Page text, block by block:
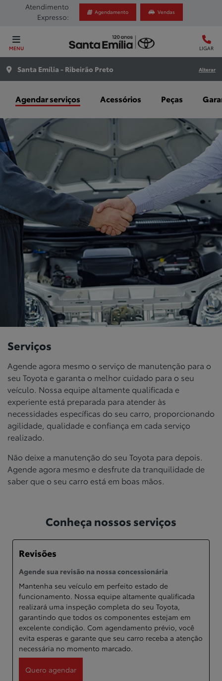
Atendimento
Expresso:
Agendamento Vendas
MENU LIGAR
Santa Emília - Ribeirão Preto Alterar
Agendar serviços Acessórios Peças
Serviços
Agende agora mesmo o serviço de manutenção para o
seu Toyota e garanta o melhor cuidado para o seu
veículo. Nossa equipe altamente qualificada e
experiente está preparada para atender às
necessidades específicas do seu carro, proporcionando
agilidade, qualidade e confiança em cada serviço
realizado.
Não deixe a manutenção do seu Toyota para depois.
Agende agora mesmo e desfrute da tranquilidade de
saber que o seu carro está em boas mãos.
Conheça nossos serviços
Revisões
Agende sua revisão na nossa concessionária
Mantenha seu veículo em perfeito estado de
funcionamento. Nossa equipe altamente qualificada
realizará uma inspeção completa do seu Toyota,
garantindo que todos os componentes estejam em
excelente condição. Com agendamento prévio, você
evita esperas e garante que seu carro receba a atenção
necessária no momento marcado.
Quero agendar